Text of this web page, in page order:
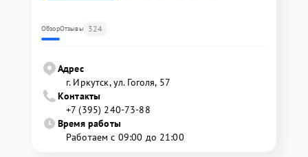
ОбзорОтзывы 324
Адрес
г. Иркутск, ул. ​Гоголя, 57
Контакты
+7 (395) 240-73-88
Время работы
Работаем с 09:00 до 21:00